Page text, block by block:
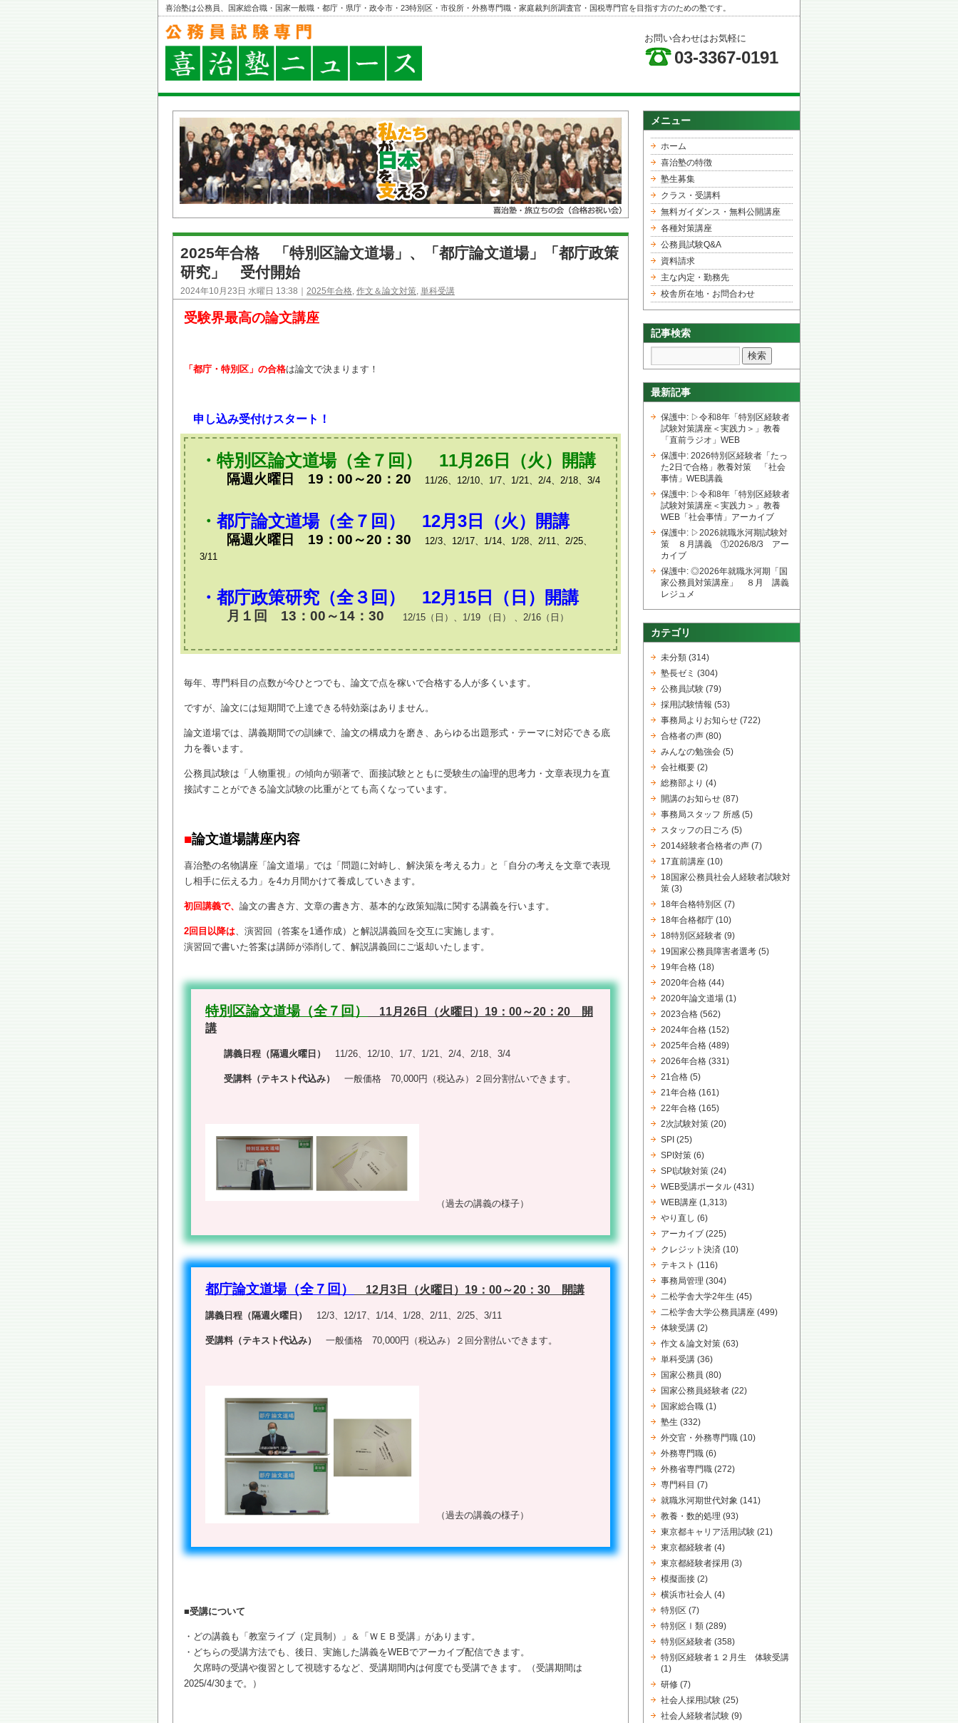
喜治塾は公務員、国家総合職・国家一般職・都庁・県庁・政令市・23特別区・市役所・外務専門職・家庭裁判所調査官・国税専門官を目指す方のための塾です。
お問い合わせはお気軽に
03-3367-0191
2025年合格 「特別区論文道場」、「都庁論文道場」「都庁政策
研究」 受付開始
2024年10月23日 水曜日 13:38｜ 2025年合格, 作文＆論文対策, 単科受講
受験界最高の論文講座
「都庁・特別区」の合格は論文で決まります！
申し込み受付けスタート！
・特別区論文道場（全７回） 11月26日（火） 開講
隔週火曜日 19：00～20：20 11/26、12/10、1/7、1/21、2/4、2/18、3/4
・ 都庁論文道場（全７回） 12月3日（火） 開講
隔週火曜日 19：00～20：30
12/3、12/17、1/14、1/28、2/11、2/25、
3/11
・都庁政策研究（全３回） 12月15日（日） 開講
月１回 13：00～14：30 12/15（日）、1/19 （日） 、2/16（日）
毎年、専門科目の点数が今ひとつでも、論文で点を稼いで合格する人が多くいます。
ですが、論文には短期間で上達できる特効薬はありません。
論文道場では、講義期間での訓練で、論文の構成力を磨き、あらゆる出題形式・テーマに対応できる底
力を養います。
公務員試験は「人物重視」の傾向が顕著で、面接試験とともに受験生の論理的思考力・文章表現力を直
接試すことができる論文試験の比重がとても高くなっています。
■論文道場講座内容
喜治塾の名物講座「論文道場」では「問題に対峙し、解決策を考える力」と「自分の考えを文章で表現
し相手に伝える力」を4カ月間かけて養成していきます。
初回講義で、 論文の書き方、文章の書き方、基本的な政策知識に関する講義を行います。
2回目以降は、演習回（答案を1通作成）と解説講義回を交互に実施します。
演習回で書いた答案は講師が添削して、解説講義回にご返却いたします。
特別区論文道場（全７回）
11月26日（火曜日）19：00～20：20 開
講
講義日程（隔週火曜日） 11/26、12/10、1/7、1/21、2/4、2/18、3/4
受講料（テキスト代込み） 一般価格 70,000円（税込み）２回分割払いできます。
（過去の講義の様子）
都庁論文道場（全７回） 12月3日（火曜日）19：00～20：30 開講
講義日程（隔週火曜日） 12/3、12/17、1/14、1/28、2/11、2/25、3/11
受講料（テキスト代込み） 一般価格 70,000円（税込み）２回分割払いできます。
（過去の講義の様子）
■受講について
・どの講義も「教室ライブ（定員制）」＆「ＷＥＢ受講」があります。
・どちらの受講方法でも、後日、実施した講義をWEBでアーカイブ配信できます。
欠席時の受講や復習として視聴するなど、受講期間内は何度でも受講できます。（受講期間は
2025/4/30まで。）
メニュー
ホーム
喜治塾の特徴
塾生募集
クラス・受講料
無料ガイダンス・無料公開講座
各種対策講座
公務員試験Q&A
資料請求
主な内定・勤務先
校舎所在地・お問合わせ
記事検索
最新記事
保護中: ▷令和8年「特別区経験者
試験対策講座＜実践力＞」教養
「直前ラジオ」WEB
保護中: 2026特別区経験者「たっ
た2日で合格」教養対策 「社会
事情」WEB講義
保護中: ▷令和8年「特別区経験者
試験対策講座＜実践力＞」教養
WEB「社会事情」アーカイブ
保護中: ▷2026就職氷河期試験対
策 ８月講義 ①2026/8/3 アー
カイブ
保護中: ◎2026年就職氷河期「国
家公務員対策講座」 ８月 講義
レジュメ
カテゴリ
未分類 (314)
塾長ゼミ (304)
公務員試験 (79)
採用試験情報 (53)
事務局よりお知らせ (722)
合格者の声 (80)
みんなの勉強会 (5)
会社概要 (2)
総務部より (4)
開講のお知らせ (87)
事務局スタッフ 所感 (5)
スタッフの日ごろ (5)
2014経験者合格者の声 (7)
17直前講座 (10)
18国家公務員社会人経験者試験対
策 (3)
18年合格特別区 (7)
18年合格都庁 (10)
18特別区経験者 (9)
19国家公務員障害者選考 (5)
19年合格 (18)
2020年合格 (44)
2020年論文道場 (1)
2023合格 (562)
2024年合格 (152)
2025年合格 (489)
2026年合格 (331)
21合格 (5)
21年合格 (161)
22年合格 (165)
2次試験対策 (20)
SPI (25)
SPI対策 (6)
SPI試験対策 (24)
WEB受講ポータル (431)
WEB講座 (1,313)
やり直し (6)
アーカイブ (225)
クレジット決済 (10)
テキスト (116)
事務局管理 (304)
二松学舎大学2年生 (45)
二松学舎大学公務員講座 (499)
体験受講 (2)
作文＆論文対策 (63)
単科受講 (36)
国家公務員 (80)
国家公務員経験者 (22)
国家総合職 (1)
塾生 (332)
外交官・外務専門職 (10)
外務専門職 (6)
外務省専門職 (272)
専門科目 (7)
就職氷河期世代対象 (141)
教養・数的処理 (93)
東京都キャリア活用試験 (21)
東京都経験者 (4)
東京都経験者採用 (3)
模擬面接 (2)
横浜市社会人 (4)
特別区 (7)
特別区Ⅰ類 (289)
特別区経験者 (358)
特別区経験者１２月生 体験受講
(1)
研修 (7)
社会人採用試験 (25)
社会人経験者試験 (9)